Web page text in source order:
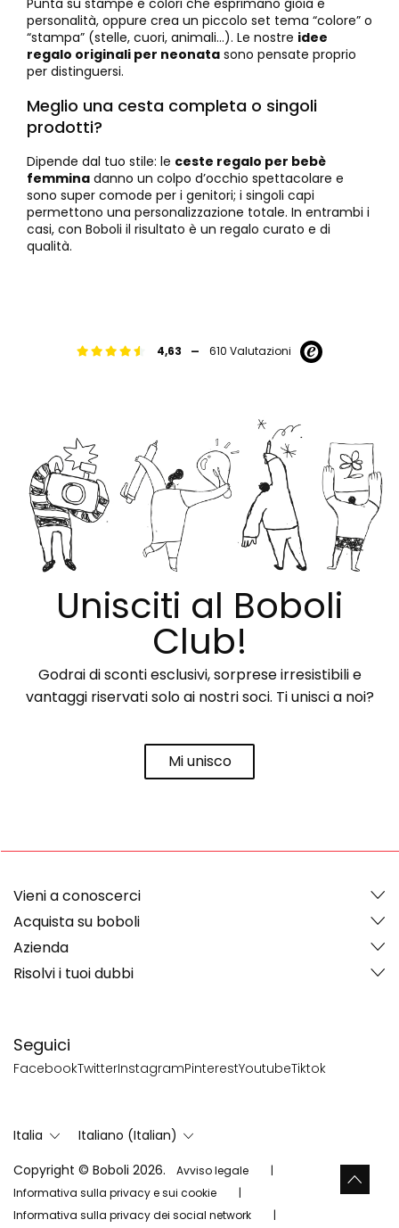
personalità, oppure crea un piccolo set tema “colore” o
“stampa” (stelle, cuori, animali…). Le nostre idee
regalo originali per neonata sono pensate proprio
per distinguersi.
Meglio una cesta completa o singoli
prodotti?
Dipende dal tuo stile: le ceste regalo per bebè
femmina danno un colpo d’occhio spettacolare e
sono super comode per i genitori; i singoli capi
permettono una personalizzazione totale. In entrambi i
casi, con Boboli il risultato è un regalo curato e di
qualità.
4,63 - 610 Valutazioni
Unisciti al Boboli
Club!
Godrai di sconti esclusivi, sorprese irresistibili e
vantaggi riservati solo ai nostri soci. Ti unisci a noi?
Mi unisco
Seguici
FacebookTwitterInstagramPinterestYoutubeTiktok
Vieni a conoscerci
Acquista su boboli
Azienda
Risolvi i tuoi dubbi
Italia
Italiano (Italian)
Copyright © Boboli 2026.
Avviso legale
Informativa sulla privacy e sui cookie
Informativa sulla privacy dei social network